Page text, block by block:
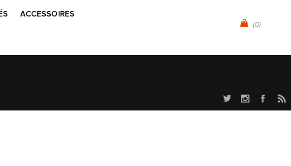
(0)
ACCESSOIRES